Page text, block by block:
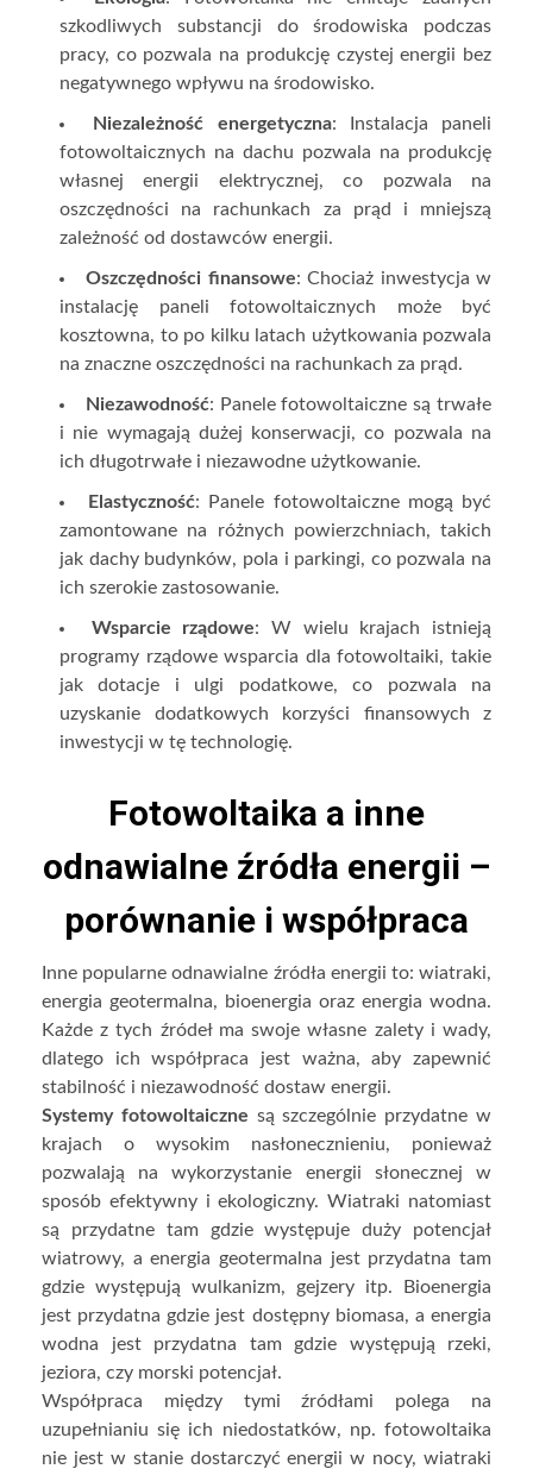
szkodliwych substancji do środowiska podczas
pracy, co pozwala na produkcję czystej energii bez
negatywnego wpływu na środowisko.
Niezależność energetyczna: Instalacja paneli
fotowoltaicznych na dachu pozwala na produkcję
własnej energii elektrycznej, co pozwala na
oszczędności na rachunkach za prąd i mniejszą
zależność od dostawców energii.
Oszczędności finansowe: Chociaż inwestycja w
instalację paneli fotowoltaicznych może być
kosztowna, to po kilku latach użytkowania pozwala
na znaczne oszczędności na rachunkach za prąd.
Niezawodność: Panele fotowoltaiczne są trwałe
i nie wymagają dużej konserwacji, co pozwala na
ich długotrwałe i niezawodne użytkowanie.
Elastyczność: Panele fotowoltaiczne mogą być
zamontowane na różnych powierzchniach, takich
jak dachy budynków, pola i parkingi, co pozwala na
ich szerokie zastosowanie.
Wsparcie rządowe: W wielu krajach istnieją
programy rządowe wsparcia dla fotowoltaiki, takie
jak dotacje i ulgi podatkowe, co pozwala na
uzyskanie dodatkowych korzyści finansowych z
inwestycji w tę technologię.
Fotowoltaika a inne
odnawialne źródła energii –
porównanie i współpraca
Inne popularne odnawialne źródła energii to: wiatraki,
energia geotermalna, bioenergia oraz energia wodna.
Każde z tych źródeł ma swoje własne zalety i wady,
dlatego ich współpraca jest ważna, aby zapewnić
stabilność i niezawodność dostaw energii.
Systemy fotowoltaiczne są szczególnie przydatne w
krajach o wysokim nasłonecznieniu, ponieważ
pozwalają na wykorzystanie energii słonecznej w
sposób efektywny i ekologiczny. Wiatraki natomiast
są przydatne tam gdzie występuje duży potencjał
wiatrowy, a energia geotermalna jest przydatna tam
gdzie występują wulkanizm, gejzery itp. Bioenergia
jest przydatna gdzie jest dostępny biomasa, a energia
wodna jest przydatna tam gdzie występują rzeki,
jeziora, czy morski potencjał.
Współpraca między tymi źródłami polega na
uzupełnianiu się ich niedostatków, np. fotowoltaika
nie jest w stanie dostarczyć energii w nocy, wiatraki